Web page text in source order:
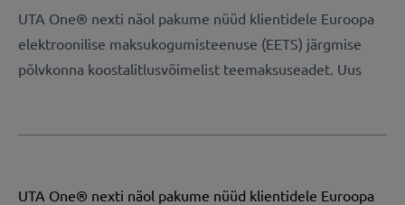
UTA One® nexti näol pakume nüüd klientidele Euroopa
elektroonilise maksukogumisteenuse (EETS) järgmise
põlvkonna koostalitlusvõimelist teemaksuseadet. Uus
UTA One® nexti näol pakume nüüd klientidele Euroopa